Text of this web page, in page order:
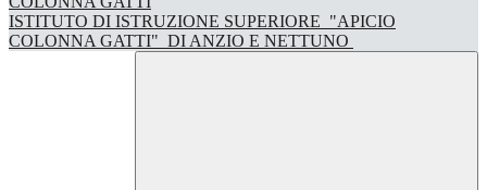
ISTITUTO DI ISTRUZIONE SUPERIORE "APICIO
COLONNA GATTI" DI ANZIO E NETTUNO